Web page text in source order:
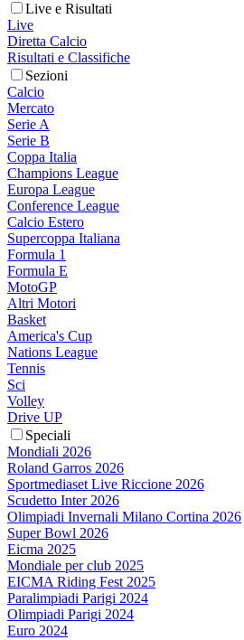
Live e Risultati
Live
Diretta Calcio
Risultati e Classifiche
Sezioni
Calcio
Mercato
Serie A
Serie B
Coppa Italia
Champions League
Europa League
Conference League
Calcio Estero
Supercoppa Italiana
Formula 1
Formula E
MotoGP
Altri Motori
Basket
America's Cup
Nations League
Tennis
Sci
Volley
Drive UP
Speciali
Mondiali 2026
Roland Garros 2026
Sportmediaset Live Riccione 2026
Scudetto Inter 2026
Olimpiadi Invernali Milano Cortina 2026
Super Bowl 2026
Eicma 2025
Mondiale per club 2025
EICMA Riding Fest 2025
Paralimpiadi Parigi 2024
Olimpiadi Parigi 2024
Euro 2024